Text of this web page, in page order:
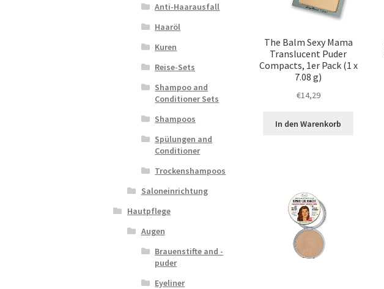
The Balm Sexy Mama
Translucent Puder
Compacts, 1er Pack (1 x
7.08 g)
€14,29
In den Warenkorb
Anti-Haarausfall
Haaröl
Kuren
Reise-Sets
Shampoo and
Conditioner Sets
Shampoos
Spülungen and
Conditioner
Trockenshampoos
Saloneinrichtung
Hautpflege
Augen
Brauenstifte and -
puder
Eyeliner